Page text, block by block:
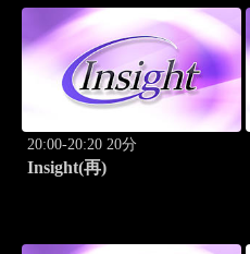
20:00-20:20 20分
Insight(再)